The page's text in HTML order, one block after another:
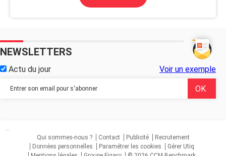
NEWSLETTERS
Actu du jour Voir un exemple
...
Qui sommes-nous ?
Contact Publicité
Recrutement
Données personnelles
Paramétrer les cookies
Gérer Utiq